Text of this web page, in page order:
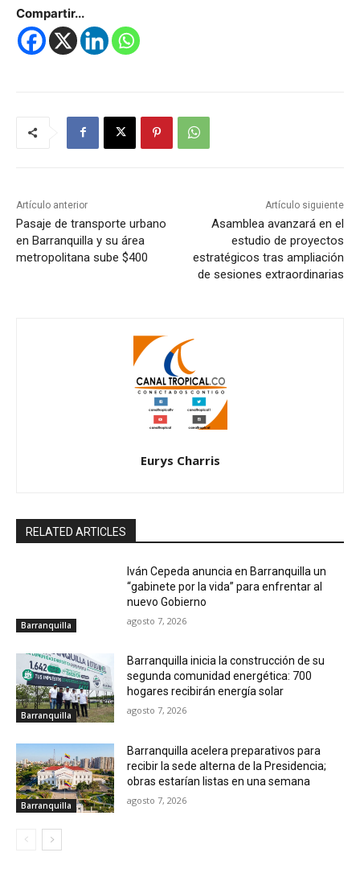
Compartir...
Artículo anterior
Pasaje de transporte urbano
en Barranquilla y su área
metropolitana sube $400
Artículo siguiente
Asamblea avanzará en el
estudio de proyectos
estratégicos tras ampliación
de sesiones extraordinarias
Eurys Charris
RELATED ARTICLES
Barranquilla
Iván Cepeda anuncia en Barranquilla un
“gabinete por la vida” para enfrentar al
nuevo Gobierno
agosto 7, 2026
Barranquilla
Barranquilla inicia la construcción de su
segunda comunidad energética: 700
hogares recibirán energía solar
agosto 7, 2026
Barranquilla
Barranquilla acelera preparativos para
recibir la sede alterna de la Presidencia;
obras estarían listas en una semana
agosto 7, 2026